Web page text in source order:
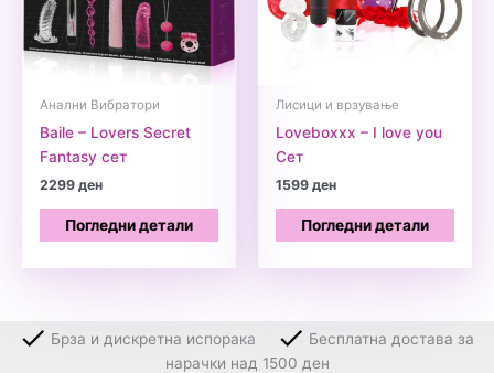
Анални Вибратори
Baile – Lovers Secret
Fantasy сет
2299ден
Погледни детали
Лисици и врзување
Loveboxxx – I love you
Сет
1599ден
Погледни детали
Брза и дискретна испорака
Бесплатна достава за
нарачки над 1500 ден